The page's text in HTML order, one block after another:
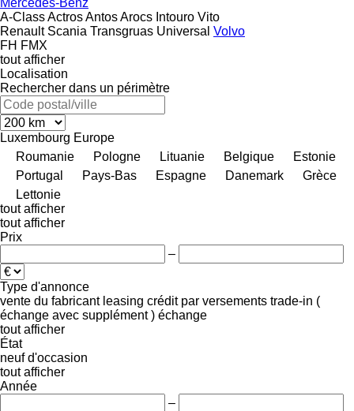
A-ClassActrosAntosArocs Intouro Vito
Renault Scania Transgruas Universal Volvo
FH FMX
tout afficher
Localisation
Rechercher dans un périmètre
Luxembourg Europe
Roumanie
Pologne Lituanie Belgique
Estonie
Portugal
Pays-Bas Espagne Danemark
Grèce
Lettonie
tout afficher
tout afficher
Prix
–
Type d'annonce
vente du fabricant leasing crédit par versements trade-in (
échange avec supplément ) échange
tout afficher
État
neuf d'occasion
tout afficher
Année
–